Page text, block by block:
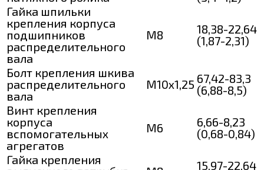
Гайка шпильки
крепления корпуса
подшипников
распределительного
вала
М8
18,38-22,64
(1,87-2,31)
Болт крепления шкива
распределительного
вала
М10х1,25 67,42-83,3
(6,88-8,5)
Винт крепления
корпуса
вспомогательных
агрегатов
M6
6,66-8,23
(0,68-0,84)
Гайка крепления
15,97-22,64